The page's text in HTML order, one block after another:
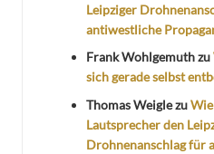
Leipziger
antiwestliche
Frank Wohlgemuthzu
sich gerade selbst
Thomas Weiglezu
Lautsprecher den
Drohnenanschlag für